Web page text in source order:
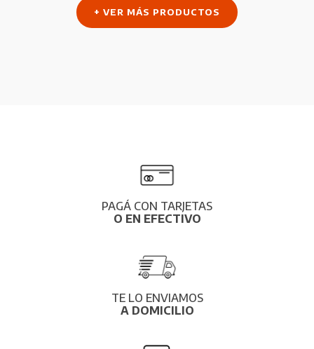
+ VER MÁS PRODUCTOS
PAGÁ CON TARJETAS
O EN EFECTIVO
TE LO ENVIAMOS
A DOMICILIO